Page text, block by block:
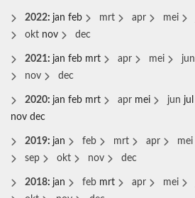
2022: jan feb mrt apr mei
okt nov dec
2021: jan feb mrt apr mei jun
nov
dec
2020: jan feb mrt apr mei jun jul
nov dec
2019: jan feb mrt apr mei
sep
okt nov dec
2018: jan feb mrt apr mei